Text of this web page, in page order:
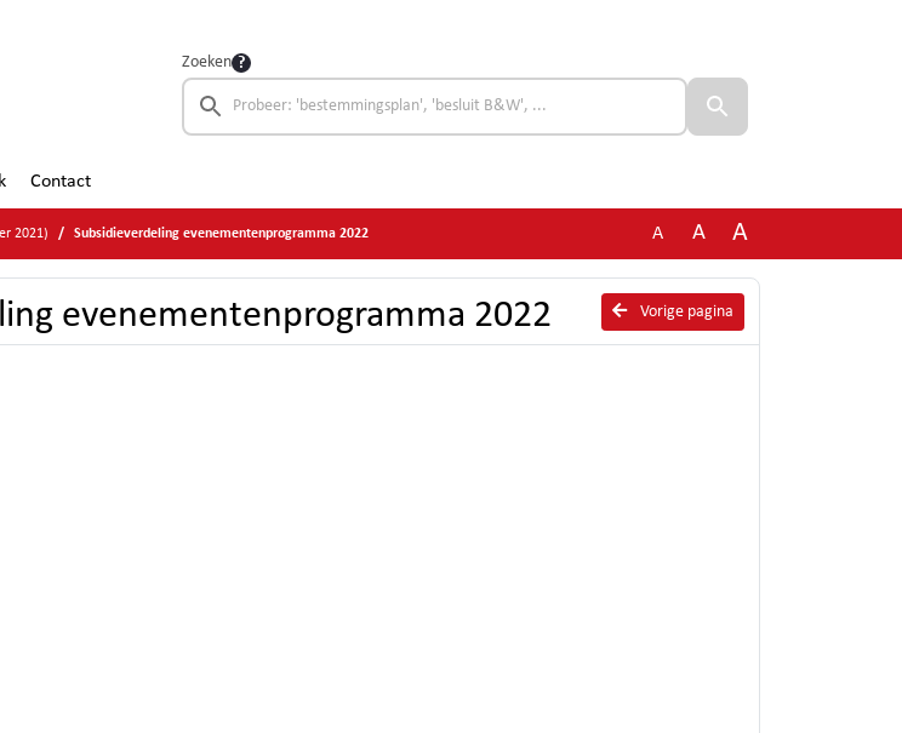
Zoeken
Contact
2021) Subsidieverdeling evenementenprogramma 2022 A A A
Vorige pagina
evenementenprogramma 2022